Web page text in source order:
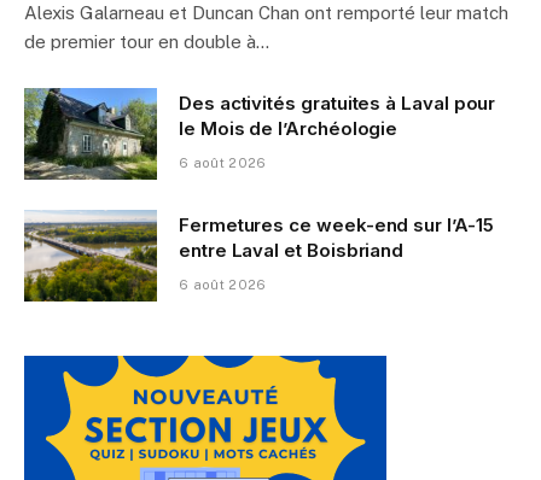
Alexis Galarneau et Duncan Chan ont remporté leur match
de premier tour en double à…
Des activités gratuites à Laval pour
le Mois de l’Archéologie
6 août 2026
Fermetures ce week-end sur l’A-15
entre Laval et Boisbriand
6 août 2026